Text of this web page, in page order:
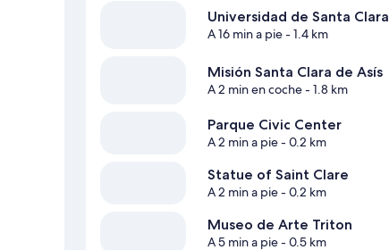
Universidad de Santa Clara
A 16 min a pie- 1.4 km
Misión Santa Clara de Asís
A 2 min en coche- 1.8 km
Parque Civic Center
A 2 min a pie- 0.2 km
Statue of Saint Clare
A 2 min a pie- 0.2 km
Museo de Arte Triton
A 5 min a pie- 0.5 km